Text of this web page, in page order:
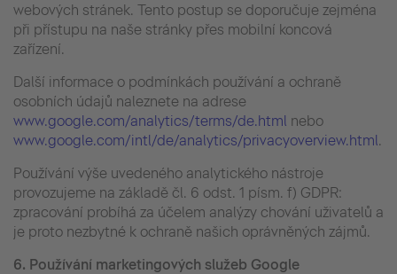
webových stránek. Tento postup se doporučuje zejména
při přístupu na naše stránky přes mobilní koncová
zařízení.
Další informace o podmínkách používání a ochraně
osobních údajů naleznete na adrese
www.google.com/analytics/terms/de.html nebo
www.google.com/intl/de/analytics/privacyoverview.html.
Používání výše uvedeného analytického nástroje
provozujeme na základě čl. 6 odst. 1 písm. f) GDPR:
zpracování probíhá za účelem analýzy chování uživatelů a
je proto nezbytné k ochraně našich oprávněných zájmů.
6. Používání marketingových služeb Google